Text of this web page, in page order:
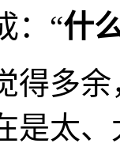
：“什
得多
是太